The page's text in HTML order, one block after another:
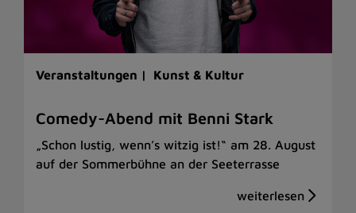
Veranstaltungen | Kunst & Kultur
Comedy-Abend mit Benni Stark
„Schon lustig, wenn’s witzig ist!“ am 28. August
auf der Sommerbühne an der Seeterrasse